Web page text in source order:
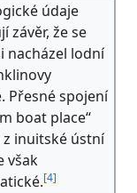
údaje
závěr, že se
nacházel lodní
Přesné spojení
boat place“
z inuitské ústní
však
[4]